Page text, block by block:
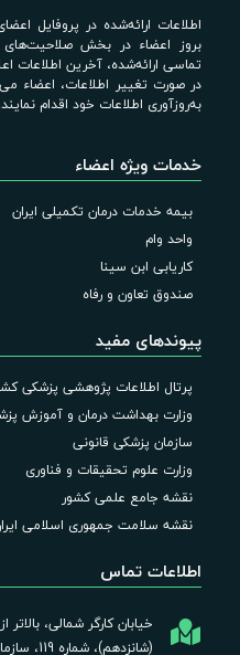
اطلاعات ارائه‌شده در پروفایل
بروز اعضاء در بخش
تماسی ارائه‌شده، آخرین اطلاعات
در صورت تغییر اطلاعات، اعضاء
به‌روزآوری اطلاعات خود اقدام نمایند.
خدمات ویژه اعضاء
بیمه خدمات درمان تکمیلی ایران
واحد وام
کاریابی ابن سینا
صندوق تعاون و رفاه
پیوندهای مفید
پرتال اطلاعات پژوهشی پزشکی
وزارت بهداشت درمان و آموزش
سازمان پزشکی قانونی
وزارت علوم تحقیقات و فناوری
نقشه جامع علمی کشور
نقشه سلامت جمهوری اسلامی
اطلاعات تماس
خیابان کارگر شمالی،
(شانزدهم)، شماره 119، سازمان نظام پزشکی کل کشور